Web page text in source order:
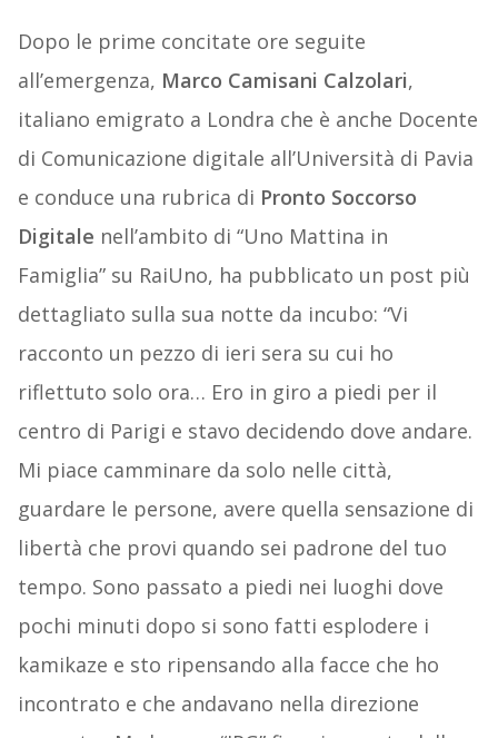
Dopo le prime concitate ore seguite
all’emergenza, Marco Camisani Calzolari,
italiano emigrato a Londra che è anche Docente
di Comunicazione digitale all’Università di Pavia
e conduce una rubrica di Pronto Soccorso
Digitale nell’ambito di “Uno Mattina in
Famiglia” su RaiUno, ha pubblicato un post più
dettagliato sulla sua notte da incubo: “Vi
racconto un pezzo di ieri sera su cui ho
riflettuto solo ora… Ero in giro a piedi per il
centro di Parigi e stavo decidendo dove andare.
Mi piace camminare da solo nelle città,
guardare le persone, avere quella sensazione di
libertà che provi quando sei padrone del tuo
tempo. Sono passato a piedi nei luoghi dove
pochi minuti dopo si sono fatti esplodere i
kamikaze e sto ripensando alla facce che ho
incontrato e che andavano nella direzione